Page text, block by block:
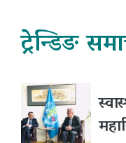
ट्रेन्डिङ